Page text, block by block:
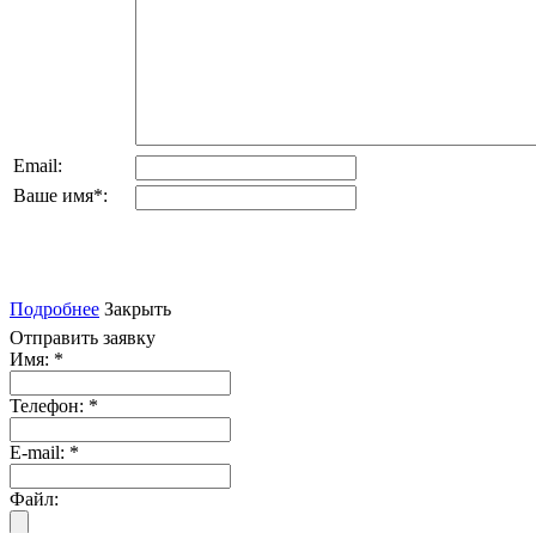
Email:
Ваше имя*:
Подробнее Закрыть
Отправить заявку
Имя: *
Телефон: *
E-mail: *
Файл: